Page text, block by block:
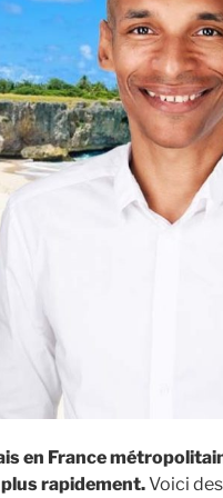
en France
rapidement.Voici